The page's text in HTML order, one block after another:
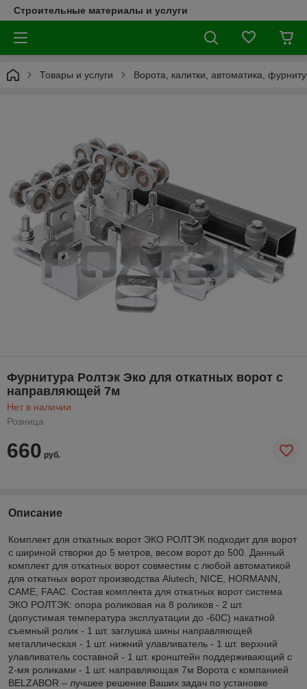
Строительные материалы и услуги
Товары и услуги Ворота, калитки, автоматика,
Фурнитура Ролтэк Эко для откатных ворот с
направляющей 7м
Нет в наличии
Розница
660 руб.
Описание
Комплект для откатных ворот ЭКО РОЛТЭК подходит для ворот
с шириной створки до 5 метров, весом ворот до 500. Данный
комплект для откатных ворот совместим с любой автоматикой
для откатных ворот производства Alutech, NICE, HORMANN,
CAME, FAAC. Состав комплекта для откатных ворот система
ЭКО РОЛТЭК: опора роликовая на 8 роликов - 2 шт.
(допустимая температура эксплуатации до -60С) накатной
съемный ролик - 1 шт. заглушка шины направляющей
металлическая - 1 шт. нижний улавливатель - 1 шт. верхний
улавливатель составной - 1 шт. кронштейн поддерживающий с
2-мя роликами - 1 шт. направляющая 7м Ворота с компанией
BELZABOR – лучшее решение Ваших задач по установке